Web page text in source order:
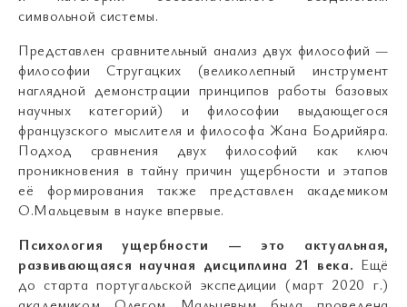
символьной системы.
Представлен сравнительный анализ двух философий —
философии Стругацких (великолепный инструмент
наглядной демонстрации принципов работы базовых
научных категорий) и философии выдающегося
французского мыслителя и философа Жана Бодрийяра.
Подход сравнения двух философий как ключ
проникновения в тайну причин ущербности и этапов
её формирования также представлен академиком
О.Мальцевым в науке впервые.
Психология ущербности — это актуальная,
развивающаяся научная дисциплина 21 века. Ещё
до старта португальской экспедиции (март 2020 г.)